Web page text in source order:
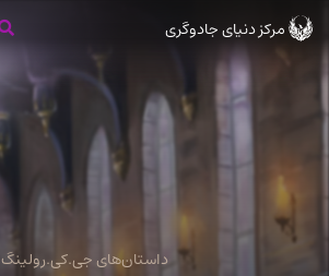
ورود
به
متن
اصلی
مرکز دنیای جادوگری
داستان‌های جی.کی.رولینگ